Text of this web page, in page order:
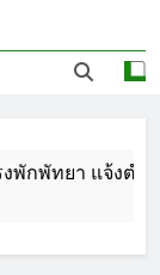
คาถูก
อนโด
บ 5.7
พัทยา แจ้งตำรว